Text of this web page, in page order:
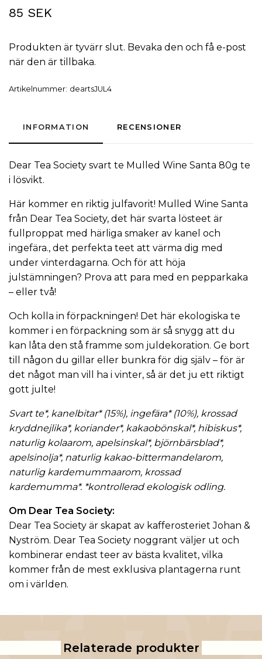
85 SEK
Produkten är tyvärr slut. Bevaka den och få e-post
när den är tillbaka.
Artikelnummer: deartsJUL4
INFORMATION RECENSIONER
Dear Tea Society svart te Mulled Wine Santa 80g te
i lösvikt.
Här kommer en riktig julfavorit! Mulled Wine Santa
från Dear Tea Society, det här svarta lösteet är
fullproppat med härliga smaker av kanel och
ingefära., det perfekta teet att värma dig med
under vinterdagarna. Och för att höja
julstämningen? Prova att para med en pepparkaka
– eller två!
Och kolla in förpackningen! Det här ekologiska te
kommer i en förpackning som är så snygg att du
kan låta den stå framme som juldekoration. Ge bort
till någon du gillar eller bunkra för dig själv – för är
det något man vill ha i vinter, så är det ju ett riktigt
gott julte!
Svart te*, kanelbitar* (15%), ingefära* (10%), krossad
kryddnejlika*, koriander*, kakaobönskal*, hibiskus*,
naturlig kolaarom, apelsinskal*, björnbärsblad*,
apelsinolja*, naturlig kakao-bittermandelarom,
naturlig kardemummaarom, krossad
kardemumma*. *kontrollerad ekologisk odling.
Om Dear Tea Society:
Dear Tea Society är skapat av kafferosteriet Johan &
Nyström. Dear Tea Society noggrant väljer ut och
kombinerar endast teer av bästa kvalitet, vilka
kommer från de mest exklusiva plantagerna runt
om i världen.
Relaterade produkter